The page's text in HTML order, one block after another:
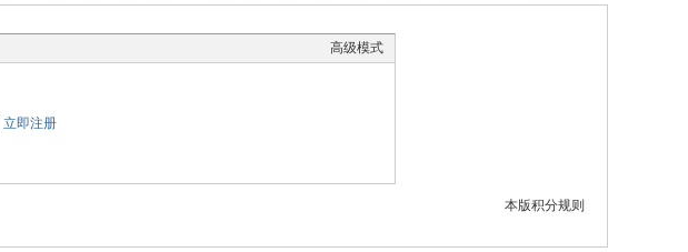
高级模式
立即注册
本版积分规则